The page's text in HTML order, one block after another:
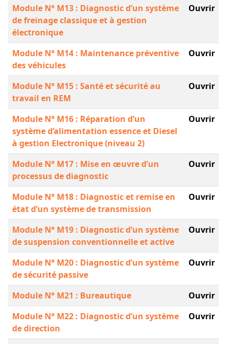
Module N° M13 : Diagnostic d’un système
de freinage classique et à gestion
électronique
Ouvrir
Module N° M14 : Maintenance préventive
des véhicules
Ouvrir
Module N° M15 : Santé et sécurité au
travail en REM
Ouvrir
Module N° M16 : Réparation d’un
système d’alimentation essence et Diesel
à gestion Electronique (niveau 2)
Ouvrir
Module N° M17 : Mise en œuvre d’un
processus de diagnostic
Ouvrir
Module N° M18 : Diagnostic et remise en
état d’un système de transmission
Ouvrir
Module N° M19 : Diagnostic d’un système
de suspension conventionnelle et active
Ouvrir
Module N° M20 : Diagnostic d’un système
de sécurité passive
Ouvrir
Module N° M21 : Bureautique
Ouvrir
Module N° M22 : Diagnostic d’un système
de direction
Ouvrir